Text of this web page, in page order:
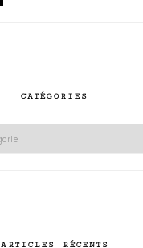
CATÉGORIES
ARTICLES RÉCENTS